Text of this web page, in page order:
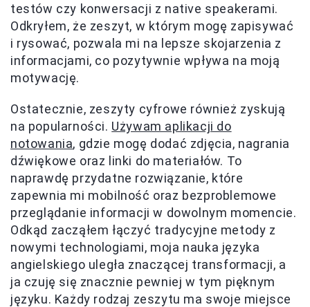
testów czy konwersacji z native speakerami.
Odkryłem, że zeszyt, w którym mogę zapisywać
i rysować, pozwala mi na lepsze skojarzenia z
informacjami, co pozytywnie wpływa na moją
motywację.
Ostatecznie, zeszyty cyfrowe również zyskują
na popularności. Używam aplikacji do
notowania, gdzie mogę dodać zdjęcia, nagrania
dźwiękowe oraz linki do materiałów. To
naprawdę przydatne rozwiązanie, które
zapewnia mi mobilność oraz bezproblemowe
przeglądanie informacji w dowolnym momencie.
Odkąd zacząłem łączyć tradycyjne metody z
nowymi technologiami, moja nauka języka
angielskiego uległa znaczącej transformacji, a
ja czuję się znacznie pewniej w tym pięknym
języku. Każdy rodzaj zeszytu ma swoje miejsce